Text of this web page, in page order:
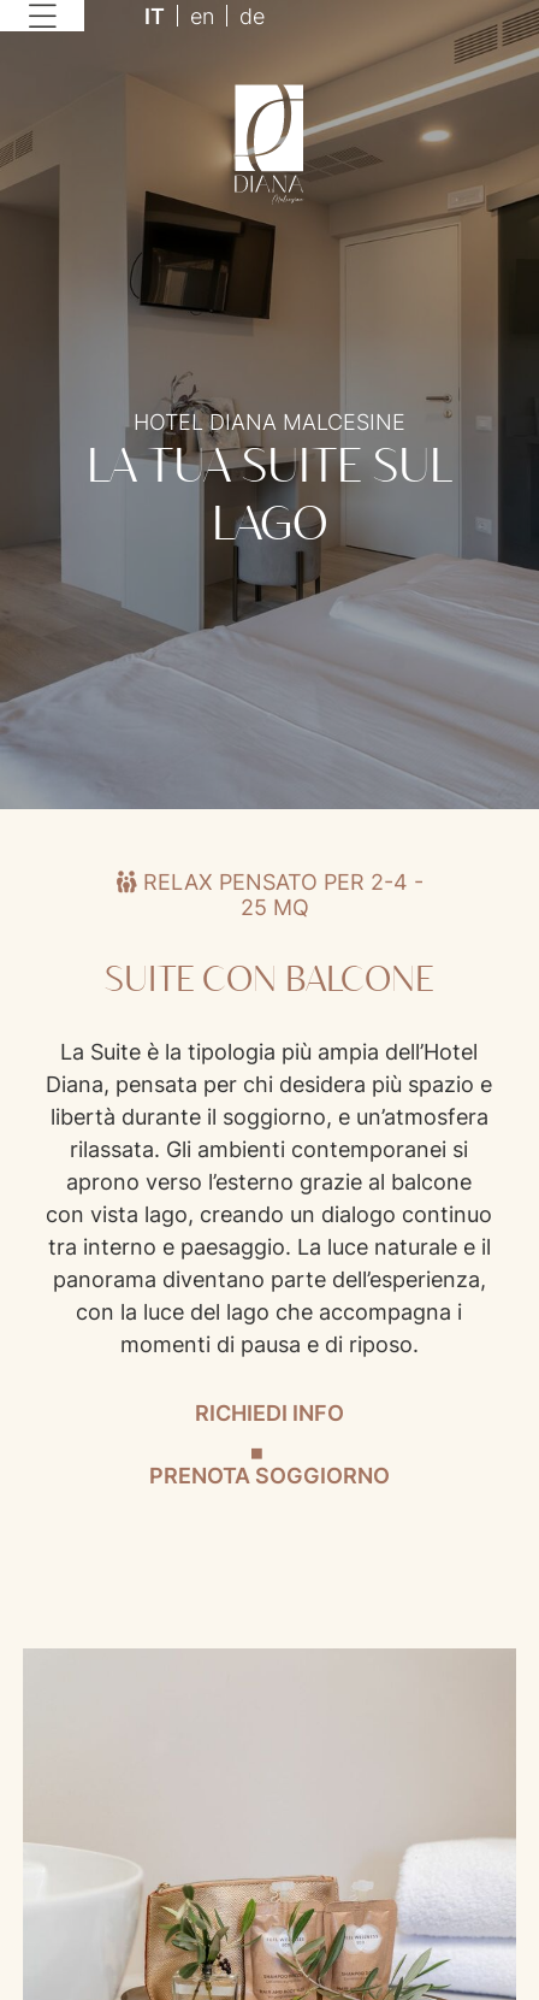
IT en de
HOTEL DIANA MALCESINE
LA TUA SUITE SUL
LAGO
RELAX PENSATO PER 2-4 -
25 MQ
SUITE CON BALCONE
La Suite è la tipologia più ampia dell’Hotel
Diana, pensata per chi desidera più spazio e
libertà durante il soggiorno, e un’atmosfera
rilassata. Gli ambienti contemporanei si
aprono verso l’esterno grazie al balcone
con vista lago, creando un dialogo continuo
tra interno e paesaggio. La luce naturale e il
panorama diventano parte dell’esperienza,
con la luce del lago che accompagna i
momenti di pausa e di riposo.
RICHIEDI INFO
PRENOTA SOGGIORNO